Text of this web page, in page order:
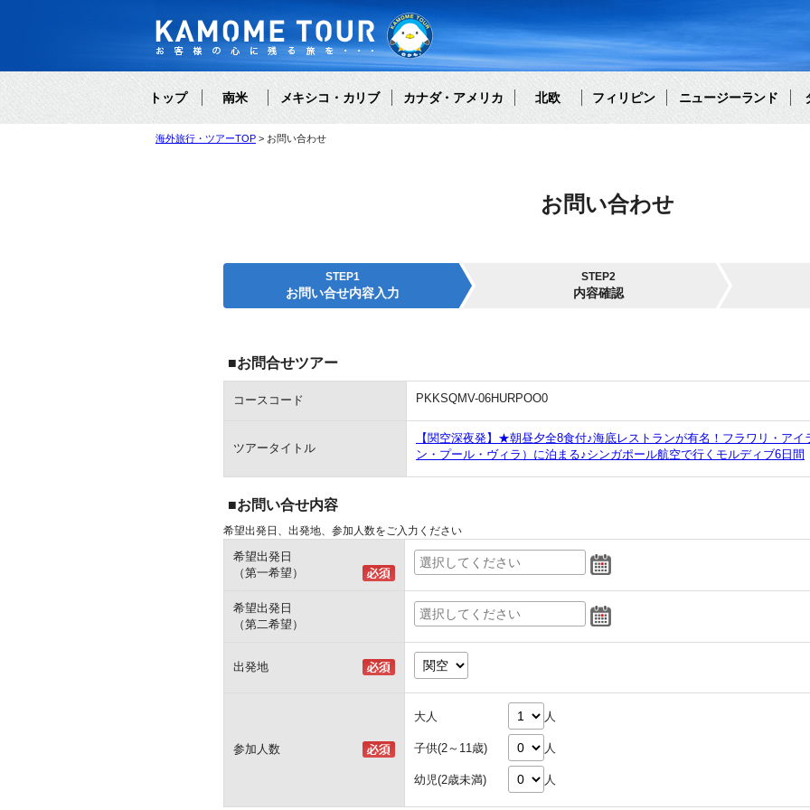
トップ 南米 メキシコ・カリブ カナダ・アメリカ 北欧 フィリピン ニュージーランド
海外旅行・ツアーTOP お問い合わせ
お問い合わせ
STEP1
お問い合せ内容入力
STEP2
内容確認
■お問合せツアー
コースコード PKKSQMV-06HURPOO0
ツアータイトル
【関空深夜発】★朝昼夕全8食付♪海底レストランが有名！フラワリ・アイ
ン・プール・ヴィラ）に泊まる♪シンガポール航空で行くモルディブ6日間
■お問い合せ内容
希望出発日、出発地、参加人数をご入力ください
希望出発日
（第一希望）
希望出発日
（第二希望）
出発地
参加人数
大人 人
子供(2～11歳) 人
幼児(2歳未満) 人